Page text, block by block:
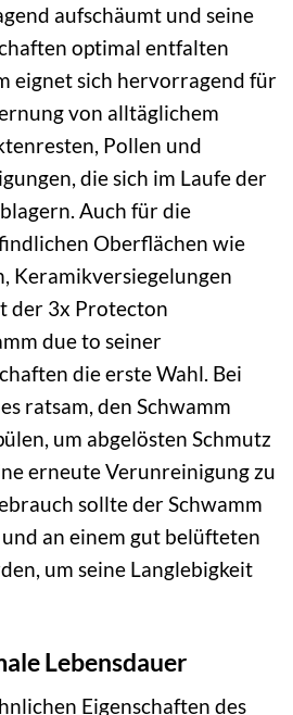
aufschäumt und seine
optimal entfalten
eignet sich hervorragend für
von alltäglichem
Pollen und
die sich im Laufe der
Auch für die
Oberflächen wie
Keramikversiegelungen
der 3x Protecton
due to seiner
die erste Wahl. Bei
ratsam, den Schwamm
um abgelösten Schmutz
erneute Verunreinigung zu
sollte der Schwamm
an einem gut belüfteten
um seine Langlebigkeit
Lebensdauer
Eigenschaften des